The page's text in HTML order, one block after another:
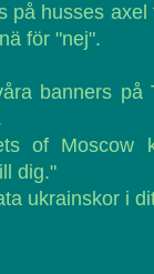
på husses
för "nej".
banners på
of Moscow
dig."
ukrainskor i